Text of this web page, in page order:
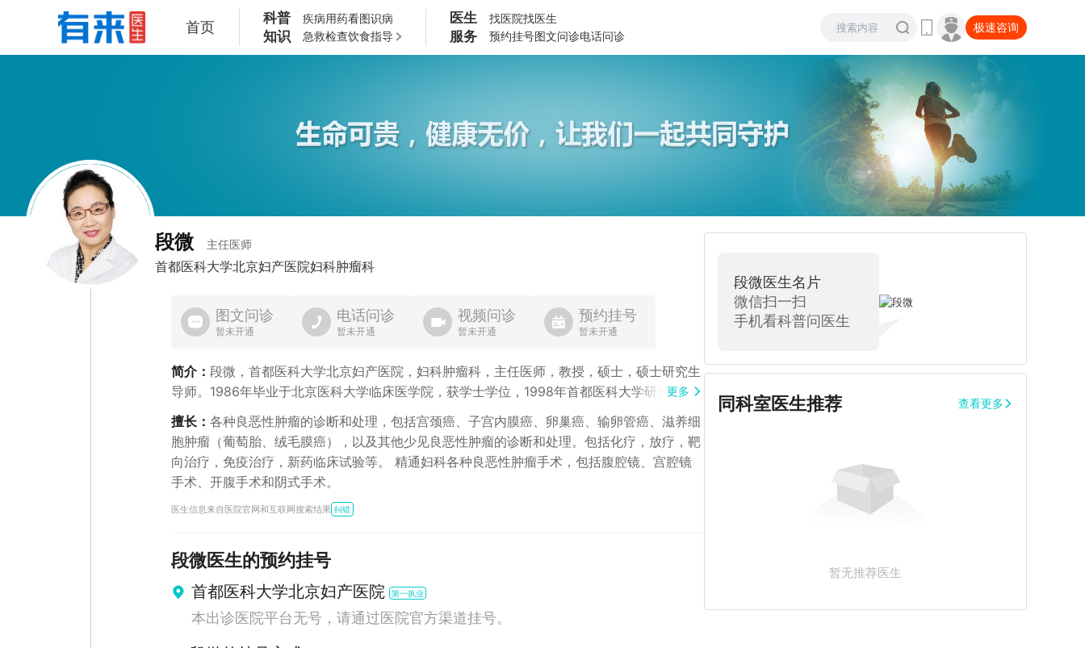
首页
科普
知识
疾病用药看图识病
急救检查饮食指导
医生
服务
找医院找医生
预约挂号图文问诊电话问诊
极速咨询
段微 主任医师
首都医科大学北京妇产医院妇科肿瘤科
图文问诊
暂未开通
电话问诊
暂未开通
视频问诊
暂未开通
预约挂号
暂未开通
简介： 段微，首都医科大学北京妇产医院，妇科肿瘤科，主任医师，教授，硕士，硕士研究生
导师。1986年毕业于北京医科大学临床医学院，获学士学位，1998年首都医科大学研究生毕
业获硕士学位。长期从事妇产科临床、教学及科研工作，在妇科良恶性疾病诊断、手术及放化
疗方面具有丰富经验。擅长各种良恶性肿瘤的诊断和处理，包括宫颈癌、子宫内膜癌、卵巢
癌、输卵管癌、滋养细胞肿瘤（葡萄胎、绒毛膜癌），以及其他少见良恶性肿瘤的诊断和处
理。精通妇科各种良恶性肿瘤手术，包括腹腔镜、宫腔镜手术、开腹手术和阴式手术，恶性肿
瘤化疗，晚期恶性肿瘤的综合治疗方面经验丰富。 出诊时间：北京妇产医院西院区周五上午
（3楼特需门诊）
更多
擅长： 各种良恶性肿瘤的诊断和处理，包括宫颈癌、子宫内膜癌、卵巢癌、输卵管癌、滋养细
胞肿瘤（葡萄胎、绒毛膜癌），以及其他少见良恶性肿瘤的诊断和处理。包括化疗，放疗，靶
向治疗，免疫治疗，新药临床试验等。 精通妇科各种良恶性肿瘤手术，包括腹腔镜、宫腔镜
手术、开腹手术和阴式手术。
医生信息来自医院官网和互联网搜索结果 纠错
段微医生的预约挂号
首都医科大学北京妇产医院 第一执业
本出诊医院平台无号，请通过医院官方渠道挂号。
段微医生名片
微信扫一扫
手机看科普问医生
同科室医生推荐 查看更多
暂无推荐医生